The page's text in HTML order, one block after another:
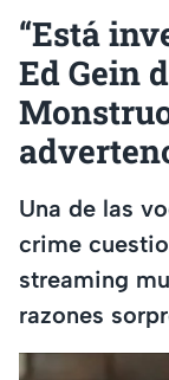
“Está
Ed Gein
Una de las
crime
streaming
razones